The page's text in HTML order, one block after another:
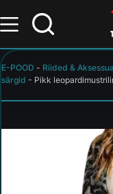
E-POOD - Riided &
särgid - Pikk